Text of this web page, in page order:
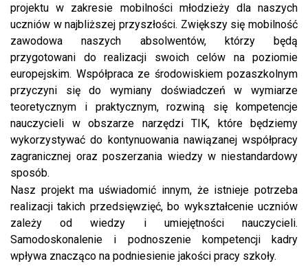
projektu w zakresie mobilności młodzieży dla naszych
uczniów w najbliższej przyszłości. Zwiększy się mobilność
zawodowa naszych absolwentów, którzy będą
przygotowani do realizacji swoich celów na poziomie
europejskim. Współpraca ze środowiskiem pozaszkolnym
przyczyni się do wymiany doświadczeń w wymiarze
teoretycznym i praktycznym, rozwiną się kompetencje
nauczycieli w obszarze narzędzi TIK, które będziemy
wykorzystywać do kontynuowania nawiązanej współpracy
zagranicznej oraz poszerzania wiedzy w niestandardowy
sposób.
Nasz projekt ma uświadomić innym, że istnieje potrzeba
realizacji takich przedsięwzięć, bo wykształcenie uczniów
zależy od wiedzy i umiejętności nauczycieli.
Samodoskonalenie i podnoszenie kompetencji kadry
wpływa znacząco na podniesienie jakości pracy szkoły.